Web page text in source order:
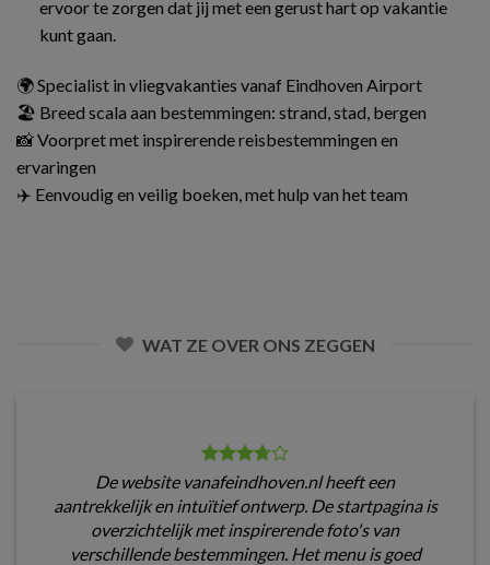
ervoor te zorgen dat jij met een gerust hart op vakantie
kunt gaan.
🌍 Specialist in vliegvakanties vanaf Eindhoven Airport
🏖️ Breed scala aan bestemmingen: strand, stad, bergen
📸 Voorpret met inspirerende reisbestemmingen en
ervaringen
✈️ Eenvoudig en veilig boeken, met hulp van het team
WAT ZE OVER ONS ZEGGEN
De website vanafeindhoven.nl heeft een
aantrekkelijk en intuïtief ontwerp. De startpagina is
overzichtelijk met inspirerende foto's van
verschillende bestemmingen. Het menu is goed